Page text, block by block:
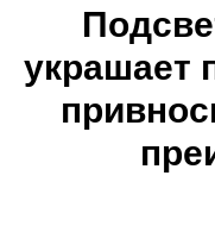
украшает